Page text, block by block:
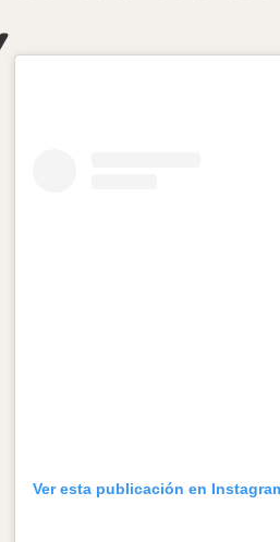
Ver esta publicación en